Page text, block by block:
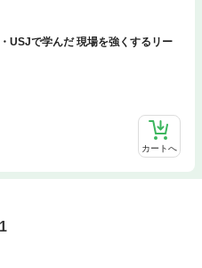
USJで学んだ 現場を強くするリー
カートへ
1